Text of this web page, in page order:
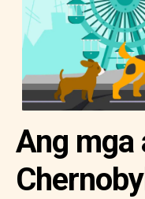
Ang mga
Chernobyl